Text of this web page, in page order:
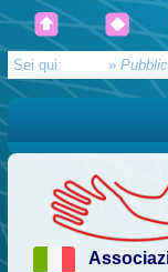
Sei qui: »